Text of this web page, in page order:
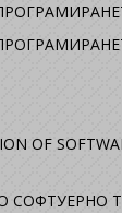
OF
СОФТУЕРНО